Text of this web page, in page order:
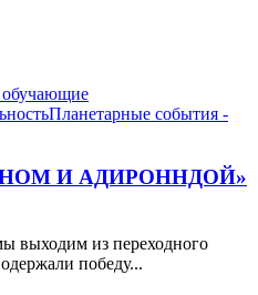
обучающие
Планетарные события -
И АДИРОННДОЙ»
выходим из переходного
победу...